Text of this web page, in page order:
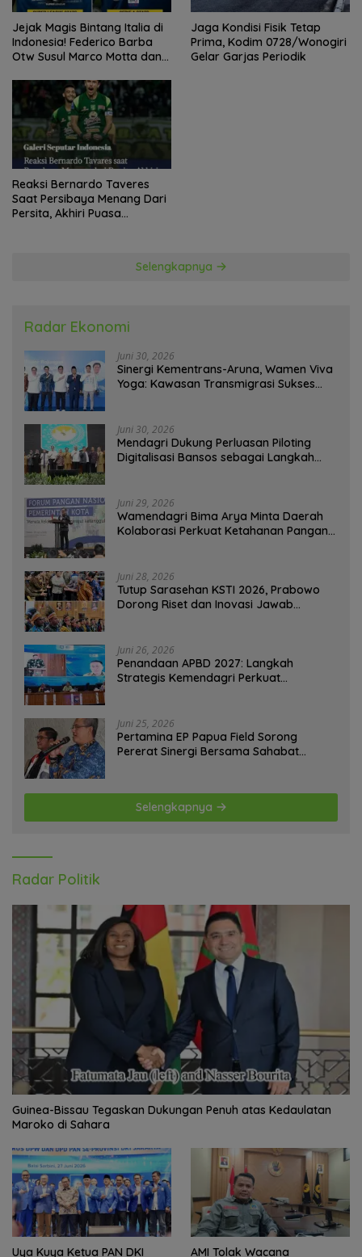
Jejak Magis Bintang Italia di
Indonesia! Federico Barba
Otw Susul Marco Motta dan
Trofi?
Jaga Kondisi Fisik Tetap
Prima, Kodim 0728/Wonogiri
Gelar Garjas Periodik
Reaksi Bernardo Taveres
Saat Persibaya Menang Dari
Persita, Akhiri Puasa
Selengkapnya
Radar Ekonomi
Juni 30, 2026
Sinergi Kementrans-Aruna, Wamen Viva
Yoga: Kawasan Transmigrasi Sukses
Juni 30, 2026
Mendagri Dukung Perluasan Piloting
Digitalisasi Bansos sebagai Langkah
Juni 29, 2026
Wamendagri Bima Arya Minta Daerah
Kolaborasi Perkuat Ketahanan Pangan
Juni 28, 2026
Tutup Sarasehan KSTI 2026, Prabowo
Dorong Riset dan Inovasi Jawab
Juni 26, 2026
Penandaan APBD 2027: Langkah
Strategis Kemendagri Perkuat
Juni 25, 2026
Pertamina EP Papua Field Sorong
Pererat Sinergi Bersama Sahabat
Selengkapnya
Radar Politik
Guinea-Bissau Tegaskan Dukungan Penuh atas Kedaulatan
Maroko di Sahara
Uya Kuya Ketua PAN DKI
AMI Tolak Wacana